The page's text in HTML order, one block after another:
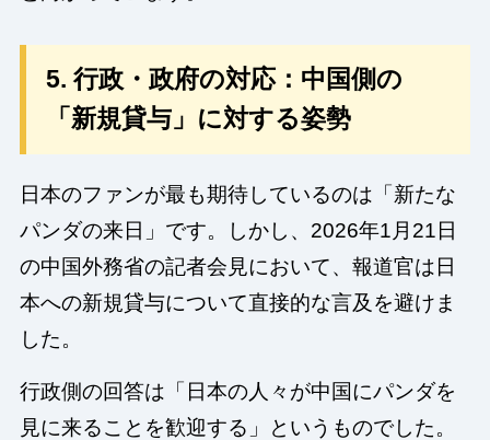
5. 行政・政府の対応：中国側の
「新規貸与」に対する姿勢
日本のファンが最も期待しているのは「新たな
パンダの来日」です。しかし、2026年1月21日
の中国外務省の記者会見において、報道官は日
本への新規貸与について直接的な言及を避けま
した。
行政側の回答は「日本の人々が中国にパンダを
見に来ることを歓迎する」というものでした。